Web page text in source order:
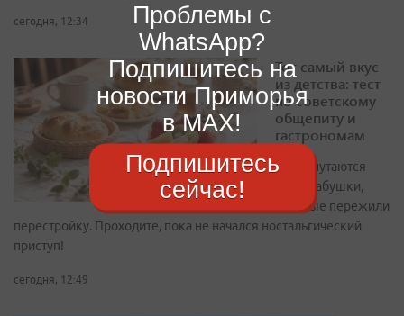
сегодня, 12:34
Тот самый вкус
из детства: тест
по советскому
общепиту и
гастрономам
Здесь путаются
даже бабушки,
которые пережили
перестройку. Проходите, пока не начался ностальгический
приступ!
сегодня, 12:49
Проблемы с
WhatsApp?
Подпишитесь на
новости Приморья
в MAX!
Подпишитесь
сейчас!